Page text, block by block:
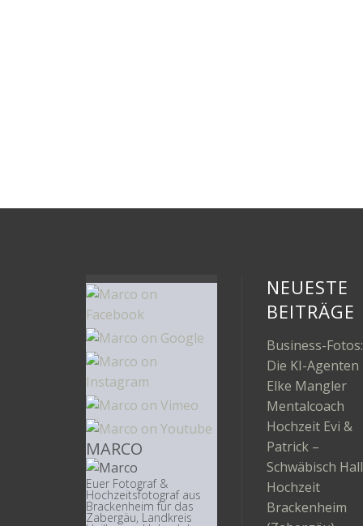
MARCO
Euer Fotograf &
Hochzeitsfotograf aus
Brackenheim für das
Zabergäu, Landkreis
NEUESTE
BEITRÄGE
Business-Fotos:
Die KI-Agenten
Elke Mangler
Mentalcoach
Hochzeit Evi &
Patrick –
Schwäbisch Hall
Hochzeit
Brackenheim